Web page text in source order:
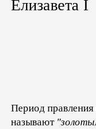
Елизавета I
Период
называют